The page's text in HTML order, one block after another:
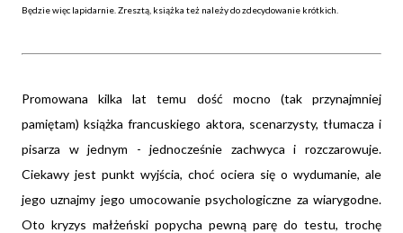
Będzie więc lapidarnie. Zresztą, książka też należy do zdecydowanie krótkich.
Promowana kilka lat temu dość mocno (tak przynajmniej
pamiętam) książka francuskiego aktora, scenarzysty, tłumacza i
pisarza w jednym - jednocześnie zachwyca i rozczarowuje.
Ciekawy jest punkt wyjścia, choć ociera się o wydumanie, ale
jego uznajmy jego umocowanie psychologiczne za wiarygodne.
Oto kryzys małżeński popycha pewną parę do testu, trochę